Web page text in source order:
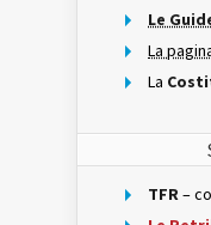
Le
La
La
TFR–